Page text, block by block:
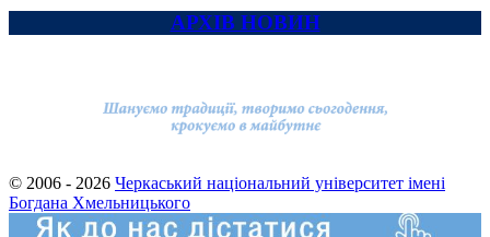
АРХІВ НОВИН
© 2006 - 2026 Черкаський національний університет імені
Богдана Хмельницького